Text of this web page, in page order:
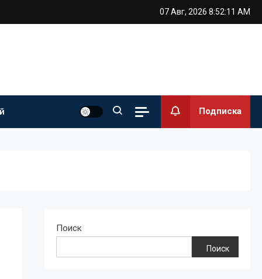
07 Авг, 2026 8:52:12 AM
Подписка
Поиск
Поиск